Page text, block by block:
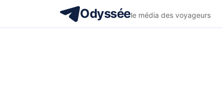
Odysséele média des voyageurs